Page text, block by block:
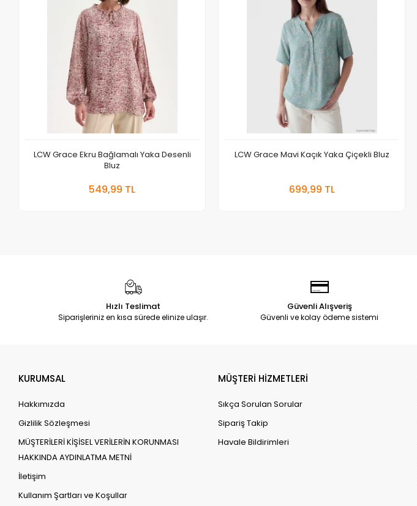
LCW Grace Ekru Bağlamalı Yaka Desenli
Bluz
549,99 TL
LCW Grace Mavi Kaçık Yaka Çiçekli Bluz
699,99 TL
Hızlı Teslimat
Siparişleriniz en kısa sürede elinize ulaşır.
Güvenli Alışveriş
Güvenli ve kolay ödeme sistemi
KURUMSAL
Hakkımızda
Gizlilik Sözleşmesi
MÜŞTERİLERİ KİŞİSEL VERİLERİN KORUNMASI
HAKKINDA AYDINLATMA METNİ
İletişim
Kullanım Şartları ve Koşullar
MÜŞTERİ HİZMETLERİ
Sıkça Sorulan Sorular
Sipariş Takip
Havale Bildirimleri